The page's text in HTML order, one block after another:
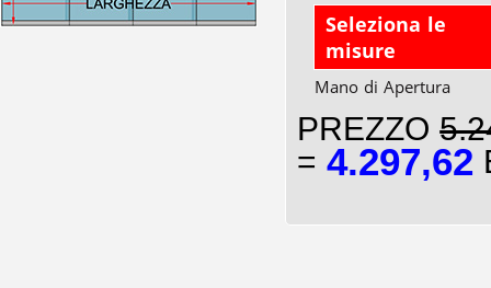
Seleziona le
misure
Mano di Apertura
PREZZO
=4.297,62